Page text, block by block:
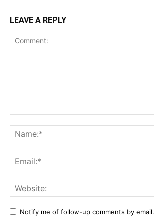
LEAVE A REPLY
Notify me of follow-up comments by email.